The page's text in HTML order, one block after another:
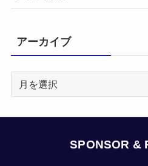
アーカイブ
SPONSOR &